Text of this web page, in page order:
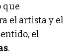
que
el artista y el
el
.